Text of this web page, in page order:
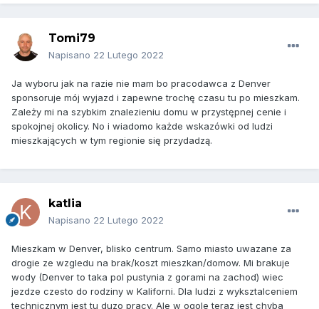
Tomi79
Napisano 22 Lutego 2022
Ja wyboru jak na razie nie mam bo pracodawca z Denver
sponsoruje mój wyjazd i zapewne trochę czasu tu po mieszkam.
Zależy mi na szybkim znalezieniu domu w przystępnej cenie i
spokojnej okolicy. No i wiadomo każde wskazówki od ludzi
mieszkających w tym regionie się przydadzą.
katlia
Napisano 22 Lutego 2022
Mieszkam w Denver, blisko centrum. Samo miasto uwazane za
drogie ze wzgledu na brak/koszt mieszkan/domow. Mi brakuje
wody (Denver to taka pol pustynia z gorami na zachod) wiec
jezdze czesto do rodziny w Kaliforni. Dla ludzi z wyksztalceniem
technicznym jest tu duzo pracy. Ale w ogole teraz jest chyba